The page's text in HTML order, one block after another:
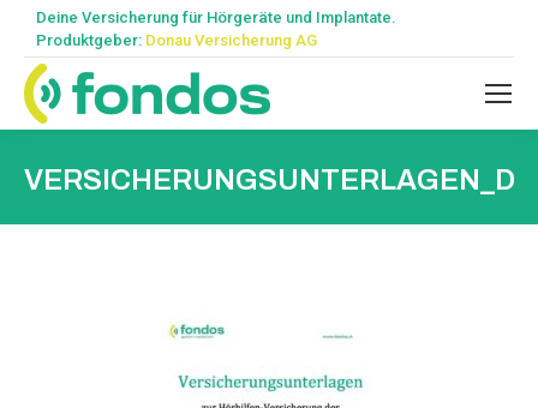
Deine Versicherung für Hörgeräte und Implantate.
Produktgeber: Donau Versicherung AG
VERSICHERUNGSUNTERLAGEN_DE